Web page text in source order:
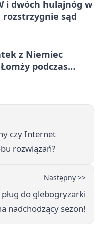
i dwóch hulajnóg w
rozstrzygnie sąd
z Niemiec
podczas
czy Internet
rozwiązań?
Następny >>
do glebogryzarki
nadchodzący sezon!